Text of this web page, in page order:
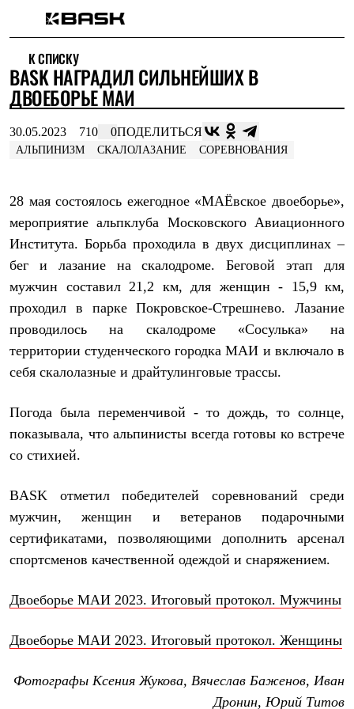
Интернет-магазин
Мужская одежда
Утепленная пухом
Куртки
Жилеты
Комбинезоны
Брюки
Штормовая одежда
Куртки
Брюки
Софтшелл одежда
Куртки
Брюки
Куртки
Брюки
Термобелье
Теплое термобелье
Легкое термобелье
Лёгкая одежда
Футболки
Рубашки
Шорты
Утепленная пухом
Куртки
Брюки
Жилеты
Куртки
Куртки
Куртки
К СПИСКУ
BASK НАГРАДИЛ СИЛЬНЕЙШИХ В
ДВОЕБОРЬЕ МАИ
30.05.2023 710 0ПОДЕЛИТЬСЯ
АЛЬПИНИЗМ СКАЛОЛАЗАНИЕ СОРЕВНОВАНИЯ
28 мая состоялось ежегодное «МАЁвское двоеборье»,
мероприятие альпклуба Московского Авиационного
Института. Борьба проходила в двух дисциплинах –
бег и лазание на скалодроме. Беговой этап для
мужчин составил 21,2 км, для женщин - 15,9 км,
проходил в парке Покровское-Стрешнево. Лазание
проводилось на скалодроме «Сосулька» на
территории студенческого городка МАИ и включало в
себя скалолазные и драйтулинговые трассы.
Погода была переменчивой - то дождь, то солнце,
показывала, что альпинисты всегда готовы ко встрече
со стихией.
BASK отметил победителей соревнований среди
мужчин, женщин и ветеранов подарочными
сертификатами, позволяющими дополнить арсенал
спортсменов качественной одеждой и снаряжением.
Двоеборье МАИ 2023. Итоговый протокол. Мужчины
Двоеборье МАИ 2023. Итоговый протокол. Женщины
Фотографы Ксения Жукова, Вячеслав Баженов, Иван
Дронин, Юрий Титов